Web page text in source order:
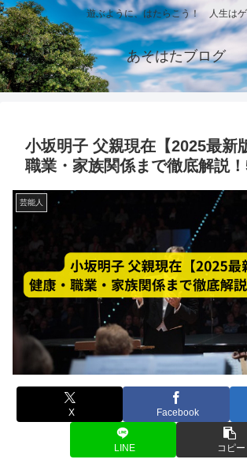
遊ぶように、はたらこう！ 人生は
あそはたブログ
小坂明子 父親現在【2025最新
職業・家族関係まで徹底解説
芸能人
X Facebook
LINE コピー